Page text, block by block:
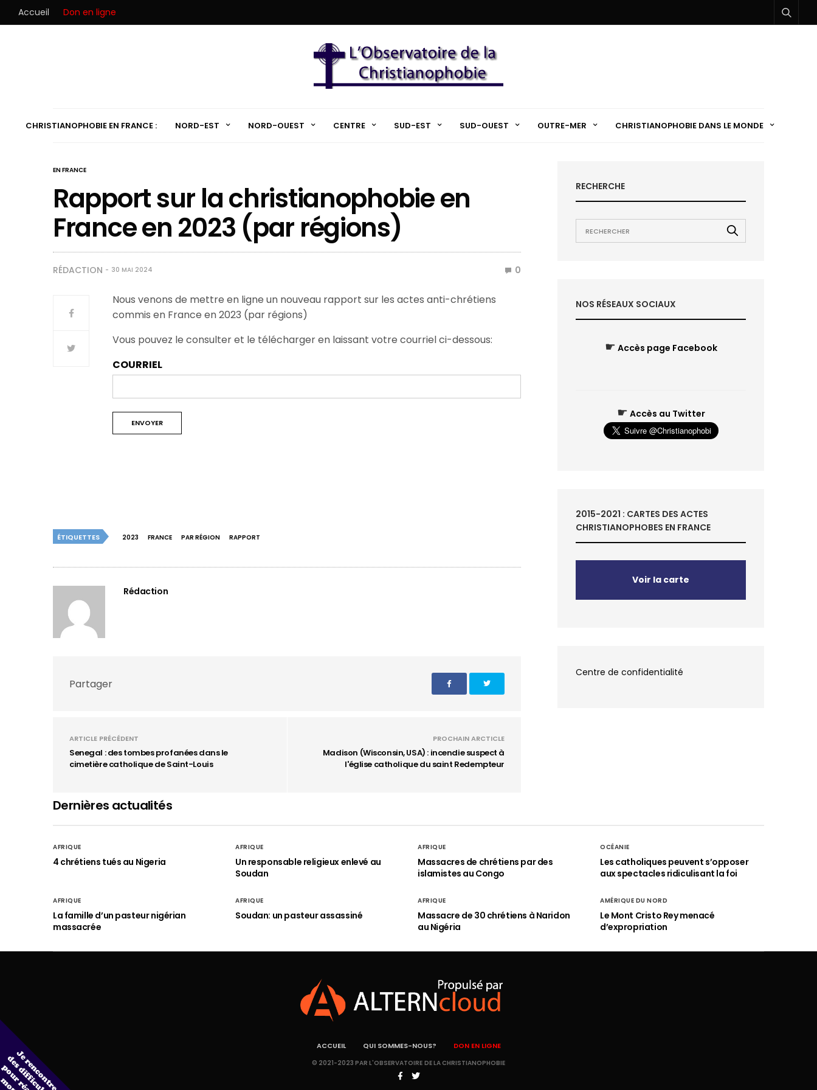
Accueil Don en ligne
CHRISTIANOPHOBIE EN FRANCE : NORD-EST NORD-OUEST CENTRE SUD-EST SUD-OUEST OUTRE-MER CHRISTIANOPHOBIE DANS LE MONDE
EN FRANCE
Rapport sur la christianophobie en
France en 2023 (par régions)
RÉDACTION 30 MAI 2024 0
Nous venons de mettre en ligne un nouveau rapport sur les actes anti-chrétiens
commis en France en 2023 (par régions)
Vous pouvez le consulter et le télécharger en laissant votre courriel ci-dessous:
COURRIEL
ÉTIQUETTES 2023 FRANCE PAR RÉGION RAPPORT
Rédaction
Partager
ARTICLE PRÉCÉDENT
Senegal : des tombes profanées dans le
cimetière catholique de Saint-Louis
PROCHAIN ARCTICLE
Madison (Wisconsin, USA) : incendie suspect à
l'église catholique du saint Redempteur
RECHERCHE
NOS RÉSEAUX SOCIAUX
☛ Accès page Facebook
☛ Accès au Twitter
2015-2021 : CARTES DES ACTES
CHRISTIANOPHOBES EN FRANCE
Voir la carte
Centre de confidentialité
Dernières actualités
AFRIQUE
4 chrétiens tués au Nigeria
AFRIQUE
Un responsable religieux enlevé au
Soudan
AFRIQUE
Massacres de chrétiens par des
islamistes au Congo
OCÉANIE
Les catholiques peuvent s’opposer
aux spectacles ridiculisant la foi
AFRIQUE
La famille d’un pasteur nigérian
massacrée
AFRIQUE
Soudan: un pasteur assassiné
AFRIQUE
Massacre de 30 chrétiens à Naridon
au Nigéria
AMÉRIQUE DU NORD
Le Mont Cristo Rey menacé
d’expropriation
ACCUEIL QUI SOMMES-NOUS? DON EN LIGNE
© 2021-2023 PAR L'OBSERVATOIRE DE LA CHRISTIANOPHOBIE